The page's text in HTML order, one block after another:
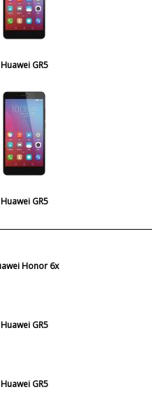
Huawei GR5
Huawei GR5
Honor 6x
Huawei GR5
Huawei GR5